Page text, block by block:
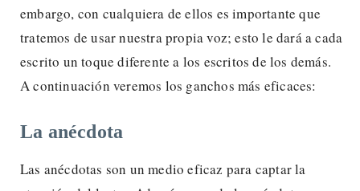
embargo, con cualquiera de ellos es importante que
tratemos de usar nuestra propia voz; esto le dará a cada
escrito un toque diferente a los escritos de los demás.
A continuación veremos los ganchos más eficaces:
La anécdota
Las anécdotas son un medio eficaz para captar la